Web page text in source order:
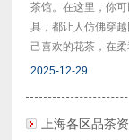
茶馆。在这里，你
具，都让人仿佛穿
己喜欢的花茶，在
2025-12-29
上海各区品茶